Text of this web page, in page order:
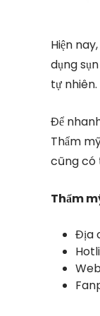
Hiện
dụng
tự nhiên.
Để
Thẩm
cũng có
Thẩm
Địa